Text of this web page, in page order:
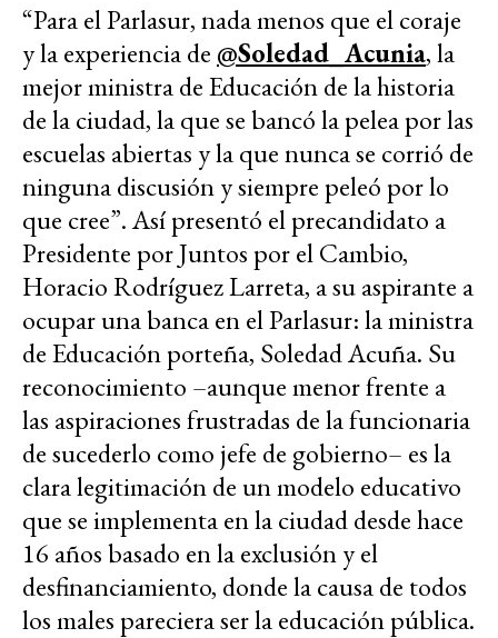
“Para el Parlasur, nada menos que el coraje
y la experiencia de @Soledad_Acunia, la
mejor ministra de Educación de la historia
de la ciudad, la que se bancó la pelea por las
escuelas abiertas y la que nunca se corrió de
ninguna discusión y siempre peleó por lo
que cree”. Así presentó el precandidato a
Presidente por Juntos por el Cambio,
Horacio Rodríguez Larreta, a su aspirante a
ocupar una banca en el Parlasur: la ministra
de Educación porteña, Soledad Acuña. Su
reconocimiento –aunque menor frente a
las aspiraciones frustradas de la funcionaria
de sucederlo como jefe de gobierno– es la
clara legitimación de un modelo educativo
que se implementa en la ciudad desde hace
16 años basado en la exclusión y el
desfinanciamiento, donde la causa de todos
los males pareciera ser la educación pública.